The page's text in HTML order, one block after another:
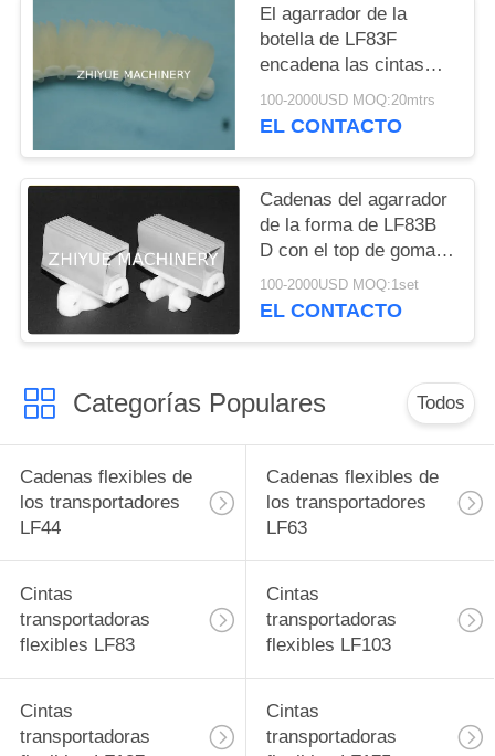
POLICY
El agarrador de la
botella de LF83F
encadena las cintas
transportadoras
flexibles para el color
100-2000USD MOQ:20mtrs
EL CONTACTO
Cadenas del agarrador
de la forma de LF83B
D con el top de goma
para los sistemas de
transportador flexibles
100-2000USD MOQ:1set
EL CONTACTO
Categorías Populares Todos
Cadenas flexibles de
los transportadores
LF44
Cadenas flexibles de
los transportadores
LF63
Cintas
transportadoras
flexibles LF83
Cintas
transportadoras
flexibles LF103
Cintas
transportadoras
Cintas
transportadoras